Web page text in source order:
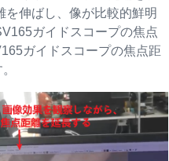
伸ばし、像が比較的鮮明
ガイドスコープの焦点
ガイドスコープの焦点距